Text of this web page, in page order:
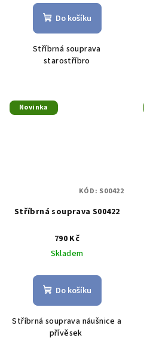
Do košíku
Stříbrná souprava
starostříbro
Novinka
Stříbrná souprava S00422
790 Kč
Skladem
Do košíku
Stříbrná souprava náušnice a
přívěsek
KÓD: S00422